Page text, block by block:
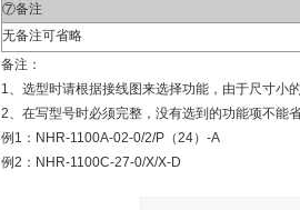
⑦备注
无备注可省略
备注：
1、选型时请根据接线图来选择功能，由于尺寸小
2、在写型号时必须完整，没有选到的功能项不能省
例1：NHR-1100A-02-0/2/P（24）-A
例2：NHR-1100C-27-0/X/X-D